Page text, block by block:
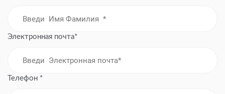
Электронная почта*
Телефон *